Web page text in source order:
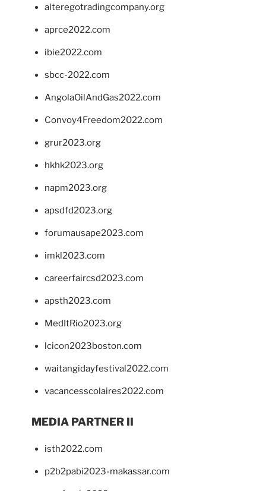
alteregotradingcompany.org
aprce2022.com
ibie2022.com
sbcc-2022.com
AngolaOilAndGas2022.com
Convoy4Freedom2022.com
grur2023.org
hkhk2023.org
napm2023.org
apsdfd2023.org
forumausape2023.com
imkl2023.com
careerfaircsd2023.com
apsth2023.com
MedItRio2023.org
lcicon2023boston.com
waitangidayfestival2022.com
vacancesscolaires2022.com
MEDIA PARTNER II
isth2022.com
p2b2pabi2023-makassar.com